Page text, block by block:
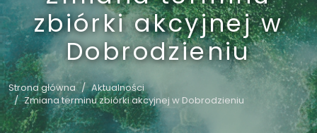
zbiórki akcyjnej w
Dobrodzieniu
Strona główna
Aktualności
Zmiana terminu zbiórki akcyjnej w Dobrodzieniu